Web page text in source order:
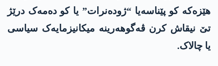
ھێزەکە کو پێناسەیا “ژودەنرات” یا کو دەمەک درێژ
تێ نیقاش کرن ڤەگوھەرینە میکانیزمایەک سیاسی
یا چالاک.